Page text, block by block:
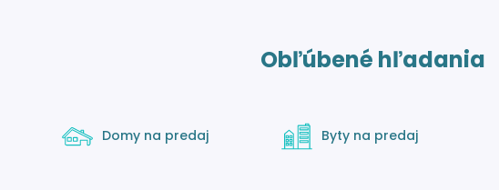
Obľúbené hľadania
Domy na predaj Byty na predaj